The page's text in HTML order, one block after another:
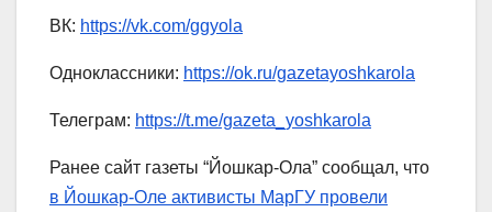
ВК: https://vk.com/ggyola
Одноклассники: https://ok.ru/gazetayoshkarola
Телеграм: https://t.me/gazeta_yoshkarola
Ранее сайт газеты “Йошкар-Ола” сообщал, что
в Йошкар-Оле активисты МарГУ провели